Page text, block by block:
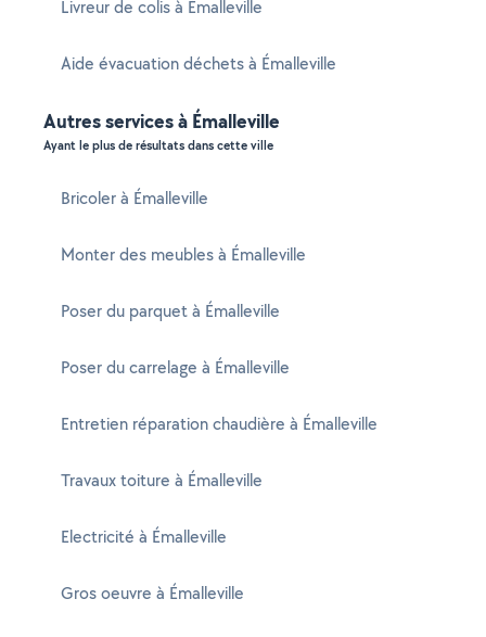
Livreur de colis à Émalleville
Aide évacuation déchets à Émalleville
Autres services à Émalleville
Ayant le plus de résultats dans cette ville
Bricoler à Émalleville
Monter des meubles à Émalleville
Poser du parquet à Émalleville
Poser du carrelage à Émalleville
Entretien réparation chaudière à Émalleville
Travaux toiture à Émalleville
Electricité à Émalleville
Gros oeuvre à Émalleville